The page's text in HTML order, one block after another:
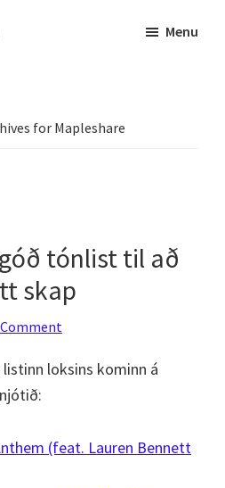
Menu
for Mapleshare
tónlist til að
skap
loksins kominn á
(feat. Lauren Bennett